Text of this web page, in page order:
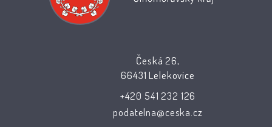
Česká 26,
66431 Lelekovice
+420 541 232 126
podatelna@ceska.cz